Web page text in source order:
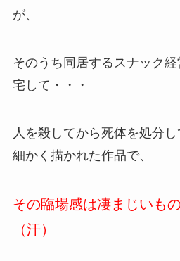
が、
そのうち同居するスナック
宅して・・・
人を殺してから死体を処分
細かく描かれた作品で、
その臨場感は凄まじいも
（汗）